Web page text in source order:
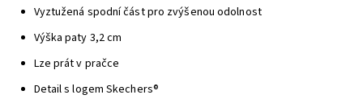
Vyztužená spodní část pro zvýšenou odolnost
Výška paty 3,2 cm
Lze prát v pračce
Detail s logem Skechers®